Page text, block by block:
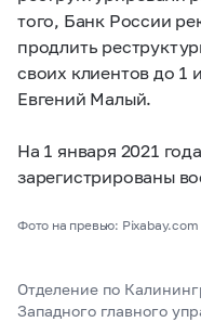
того, Банк России
продлить
своих клиентов до 1
Евгений Малый.
На 1 января 2021
зарегистрированы
Фото на превью: Pixabay.com
Отделение по
Западного главного